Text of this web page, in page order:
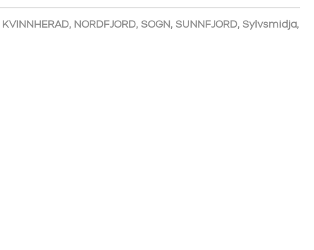
KVINNHERAD, NORDFJORD, SOGN, SUNNFJORD, Sylvsmidja,